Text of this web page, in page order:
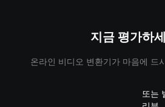
지금 평가하
온라인 비디오 변환기가 마음에 드
또는